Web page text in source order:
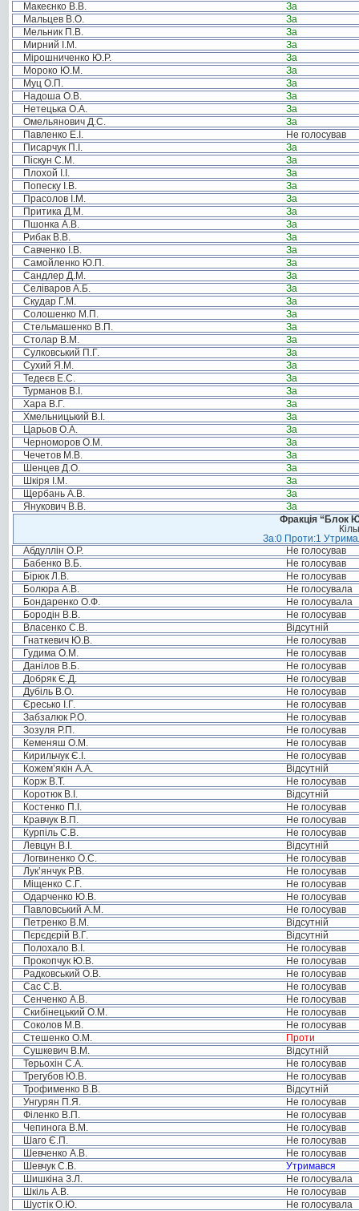
Макеєнко В.В.
За
Мальцев В.О.
За
Мельник П.В.
За
Мирний І.М.
За
Мірошниченко Ю.Р.
За
Мороко Ю.М.
За
Муц О.П.
За
Надоша О.В.
За
Нетецька О.А.
За
Омельянович Д.С.
За
Павленко Е.І.
Не голосував
Писарчук П.І.
За
Піскун С.М.
За
Плохой І.І.
За
Попеску І.В.
За
Прасолов І.М.
За
Притика Д.М.
За
Пшонка А.В.
За
Рибак В.В.
За
Савченко І.В.
За
Самойленко Ю.П.
За
Сандлер Д.М.
За
Селіваров А.Б.
За
Скудар Г.М.
За
Солошенко М.П.
За
Стельмашенко В.П.
За
Столар В.М.
За
Сулковський П.Г.
За
Сухий Я.М.
За
Тедеєв Е.С.
За
Турманов В.І.
За
Хара В.Г.
За
Хмельницький В.І.
За
Царьов О.А.
За
Черноморов О.М.
За
Чечетов М.В.
За
Шенцев Д.О.
За
Шкіря І.М.
За
Щербань А.В.
За
Янукович В.В.
За
Фракція “Блок
За:0 Проти:1
Абдуллін О.Р.
Не голосував
Бабенко В.Б.
Не голосував
Бірюк Л.В.
Не голосував
Болюра А.В.
Не голосувала
Бондаренко О.Ф.
Не голосувала
Бородін В.В.
Не голосував
Власенко С.В.
Відсутній
Гнаткевич Ю.В.
Не голосував
Гудима О.М.
Не голосував
Данілов В.Б.
Не голосував
Добряк Є.Д.
Не голосував
Дубіль В.О.
Не голосував
Єресько І.Г.
Не голосував
Забзалюк Р.О.
Не голосував
Зозуля Р.П.
Не голосував
Кеменяш О.М.
Не голосував
Кирильчук Є.І.
Не голосував
Кожем’якін А.А.
Відсутній
Корж В.Т.
Не голосував
Коротюк В.І.
Відсутній
Костенко П.І.
Не голосував
Кравчук В.П.
Не голосував
Курпіль С.В.
Не голосував
Левцун В.І.
Відсутній
Логвиненко О.С.
Не голосував
Лук’янчук Р.В.
Не голосував
Міщенко С.Г.
Не голосував
Одарченко Ю.В.
Не голосував
Павловський А.М.
Не голосував
Петренко В.М.
Відсутній
Пєрєдєрій В.Г.
Відсутній
Полохало В.І.
Не голосував
Прокопчук Ю.В.
Не голосував
Радковський О.В.
Не голосував
Сас С.В.
Не голосував
Сенченко А.В.
Не голосував
Скибінецький О.М.
Не голосував
Соколов М.В.
Не голосував
Стешенко О.М.
Проти
Сушкевич В.М.
Відсутній
Терьохін С.А.
Не голосував
Трегубов Ю.В.
Не голосував
Трофименко В.В.
Відсутній
Унгурян П.Я.
Не голосував
Філенко В.П.
Не голосував
Чепинога В.М.
Не голосував
Шаго Є.П.
Не голосував
Шевченко А.В.
Не голосував
Шевчук С.В.
Утримався
Шишкіна З.Л.
Не голосувала
Шкіль А.В.
Не голосував
Шустік О.Ю.
Не голосувала